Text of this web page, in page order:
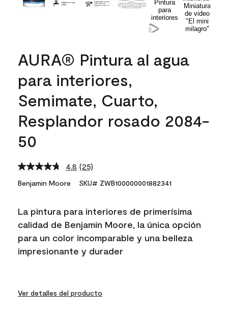
AURA® Pintura al agua
para interiores,
Semimate, Cuarto,
Resplandor rosado 2084-
50
4.8 Read
25
Reviews.
link.
(25)
Benjamin Moore SKU# ZWB100000001882341
La pintura para interiores de primerísima
calidad de Benjamin Moore, la única opción
para un color incomparable y una belleza
impresionante y durader
Ver detalles del producto